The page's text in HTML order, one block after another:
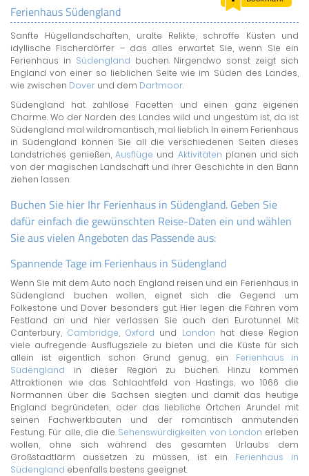
LERNCENTER
ENGLISCH
ENGLAND ZUHAUSE
Ferienhaus Südengland
Sanfte Hügellandschaften, uralte Relikte, schroffe Küsten und
idyllische Fischerdörfer – das alles erwartet Sie, wenn Sie ein
Ferienhaus in Südengland buchen. Nirgendwo sonst zeigt sich
England von einer so lieblichen Seite wie im Süden des Landes,
wie zwischen Dover und dem Dartmoor.
Südengland hat zahllose Facetten und einen ganz eigenen
Charme. Wo der Norden des Landes wild und ungestüm ist, da ist
Südengland mal wildromantisch, mal lieblich. In einem Ferienhaus
in Südengland können Sie all die verschiedenen Seiten dieses
Landstriches genießen,Ausflüge und Aktivitäten planen und sich
von der magischen Landschaft und ihrer Geschichte in den Bann
ziehen lassen.
Buchen Sie hier Ihr Ferienhaus in Südengland. Geben Sie
dafür einfach die gewünschten Reise-Daten ein und wählen
Sie aus vielen Angeboten das Passende aus:
Spannende Tage im Ferienhaus in Südengland
Wenn Sie mit dem Auto nach England reisen und ein Ferienhaus in
Südengland buchen wollen, eignet sich die Gegend um
Folkestone und Dover besonders gut. Hier legen die Fähren vom
Festland an und hier verlassen Sie auch den Eurotunnel. Mit
Canterbury, Cambridge, Oxford und London hat diese Region
viele aufregende Ausflugsziele zu bieten und die Küste für sich
allein ist eigentlich schon Grund genug, ein Ferienhaus in
Südengland in dieser Region zu buchen. Hinzu kommen
Attraktionen wie das Schlachtfeld von Hastings, wo 1066 die
Normannen über die Sachsen siegten und damit das heutige
England begründeten, oder das liebliche Örtchen Arundel mit
seinen Fachwerkbauten und der romantisch anmutenden
Festung. Für alle, die die Sehenswürdigkeiten von London erleben
wollen, ohne sich während des gesamten Urlaubs dem
Großstadtlärm aussetzen zu müssen, ist ein Ferienhaus in
Südengland ebenfalls bestens geeignet.